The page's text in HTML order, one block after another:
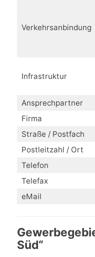
Verkehrsanbindung
Infrastruktur
Ansprechpartner
Firma
Straße / Postfach
Postleitzahl / Ort
Telefon
Telefax
eMail
Süd“